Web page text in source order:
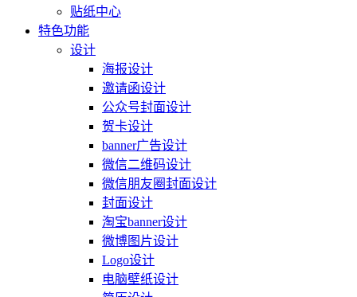
贴纸中心
特色功能
设计
海报设计
邀请函设计
公众号封面设计
贺卡设计
banner广告设计
微信二维码设计
微信朋友圈封面设计
封面设计
淘宝banner设计
微博图片设计
Logo设计
电脑壁纸设计